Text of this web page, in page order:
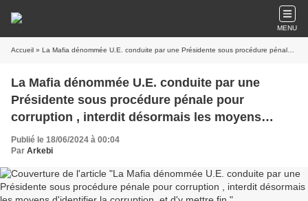
MENU
Accueil » La Mafia dénommée U.E. conduite par une Présidente sous procédure pénale pour corruption , interdit désormais les moyens d'identifier la corruption, et d'y mettre fin.
La Mafia dénommée U.E. conduite par une
Présidente sous procédure pénale pour
corruption , interdit désormais les moyens
d'identifier la corruption, et d'y mettre fin.
Publié le 18/06/2024 à 00:04
Par Arkebi